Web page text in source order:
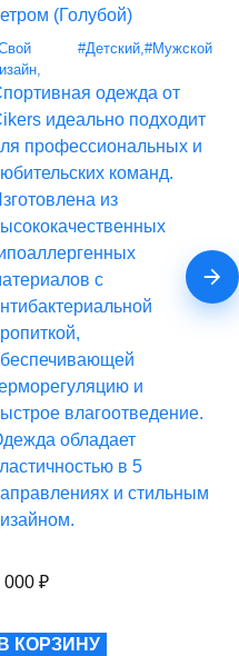
(Голубой)
,
#Детский,#Мужской
одежда от
идеально подходит
профессиональных и
команд.
из
с
и
влагоотведение.
обладает
в 5
и стильным
000 ₽
В КОРЗИНУ